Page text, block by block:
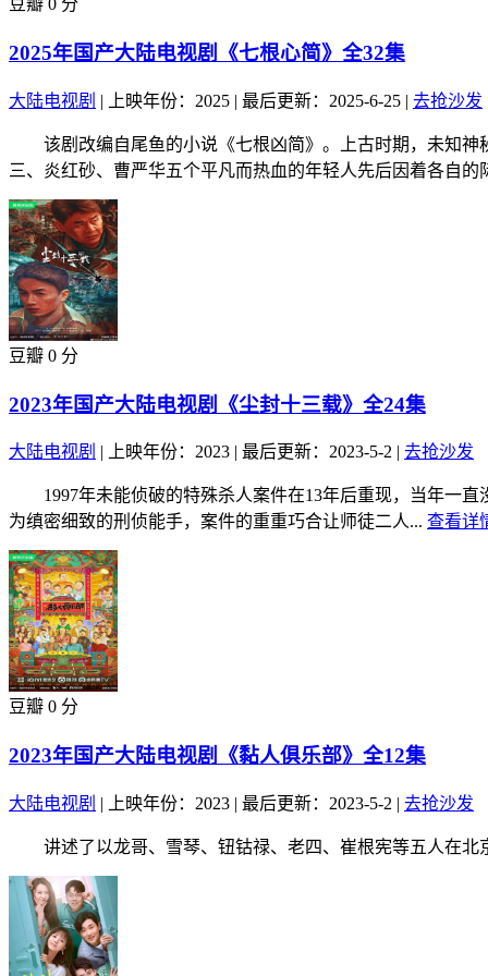
豆瓣 0 分
2025年国产大陆电视剧《七根心简》全32集
大陆电视剧 | 上映年份：2025 | 最后更新：2025-6-25 | 去抢沙发
该剧改编自尾鱼的小说《七根凶简》。上古时期，未知神
三、炎红砂、曹严华五个平凡而热血的年轻人先后因着各自的
豆瓣 0 分
2023年国产大陆电视剧《尘封十三载》全24集
大陆电视剧 | 上映年份：2023 | 最后更新：2023-5-2 | 去抢沙发
1997年未能侦破的特殊杀人案件在13年后重现，当年一直
为缜密细致的刑侦能手，案件的重重巧合让师徒二人... 查看详
豆瓣 0 分
2023年国产大陆电视剧《黏人俱乐部》全12集
大陆电视剧 | 上映年份：2023 | 最后更新：2023-5-2 | 去抢沙发
讲述了以龙哥、雪琴、钮钴禄、老四、崔根宪等五人在北